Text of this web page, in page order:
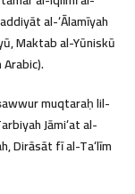
al-ʻĀlamīyah
Maktab al-Yūniskū
muqtaraḥ lil-
Jāmiʻat al-
Dirāsāt fī al-Taʻlīm